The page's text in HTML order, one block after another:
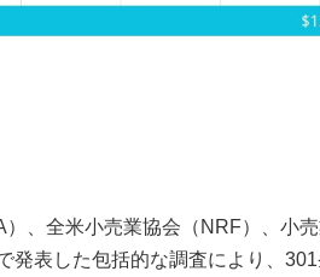
、全米小売業協会（NRF）、小
発表した包括的な調査により、